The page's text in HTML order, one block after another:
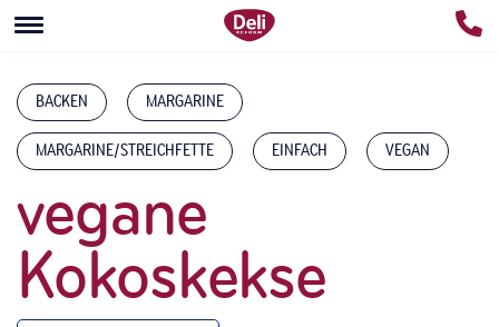
BACKEN MARGARINE
MARGARINE/STREICHFETTE EINFACH VEGAN
vegane
Kokoskekse